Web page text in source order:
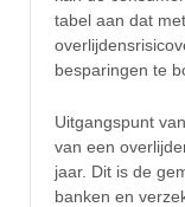
tabel aan dat
besparingen te
Uitgangspunt
van een
jaar. Dit is de
banken en